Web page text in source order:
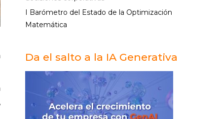
I Barómetro del Estado de la Optimización
Matemática
Da el salto a la IA Generativa